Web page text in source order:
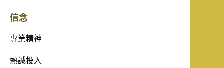
信念
專業精神
熱誠投入